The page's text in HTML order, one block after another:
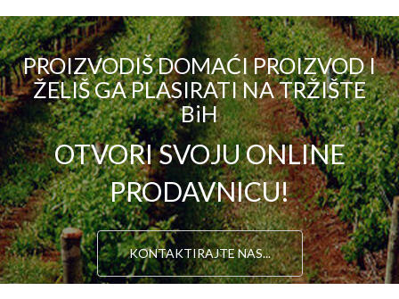
PROIZVODIŠ DOMAĆI PROIZVOD I
ŽELIŠ GA PLASIRATI NA TRŽIŠTE
BiH
OTVORI SVOJU ONLINE
PRODAVNICU!
KONTAKTIRAJTE NAS...